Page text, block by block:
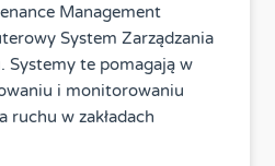
Management
System Zarządzania
Systemy te pomagają w
i monitorowaniu
ruchu w zakładach